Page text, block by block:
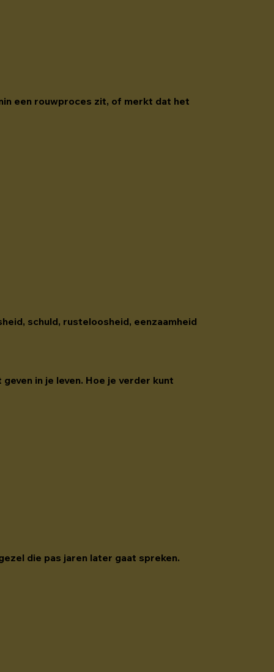
een rouwproces zit, of merkt dat het
schuld, rusteloosheid, eenzaamheid
in je leven. Hoe je verder kunt
die pas jaren later gaat spreken.